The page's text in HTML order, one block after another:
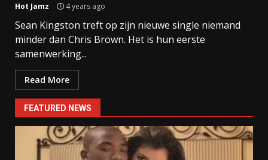
Hot Jamz 4 years ago
Sean Kingston treft op zijn nieuwe single niemand
minder dan Chris Brown. Het is hun eerste
samenwerking...
Read More
FEATURED NEWS